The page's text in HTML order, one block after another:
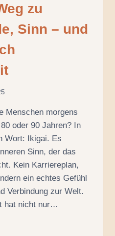
zu
Sinn – und
Menschen morgens
oder 90 Jahren? In
Wort: Ikigai. Es
Sinn, der das
Kein Karriereplan,
ein echtes Gefühl
Verbindung zur Welt.
hat nicht nur…